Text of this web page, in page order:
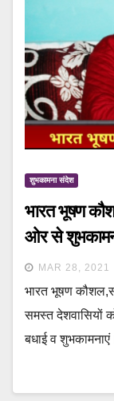
शुभकामना संदेश
भारत भूषण
ओर से
MAR 28, 2021
भारत भूषण
समस्त देशवासियों
बधाई व